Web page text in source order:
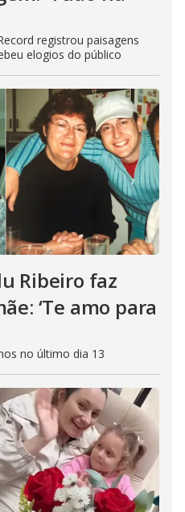
registrou paisagens
elogios do público
Ribeiro faz
‘Te amo para
no último dia 13